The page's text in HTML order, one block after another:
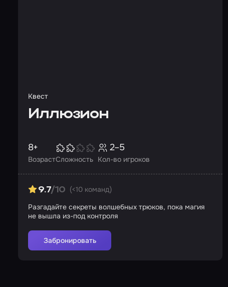
Квест
Иллюзион
Возраст
8+
Сложность Кол-во игроков
2–5
9.7/10 (<10 команд)
Разгадайте секреты волшебных трюков, пока магия
не вышла из-под контроля
Забронировать